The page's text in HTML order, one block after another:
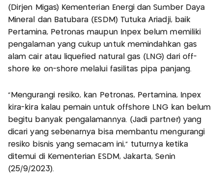
(Dirjen Migas) Kementerian Energi dan Sumber Daya
Mineral dan Batubara (ESDM) Tutuka Ariadji, baik
Pertamina, Petronas maupun Inpex belum memiliki
pengalaman yang cukup untuk memindahkan gas
alam cair atau liquefied natural gas (LNG) dari off-
shore ke on-shore melalui fasilitas pipa panjang.
"Mengurangi resiko, kan Petronas, Pertamina, Inpex
kira-kira kalau pemain untuk offshore LNG kan belum
begitu banyak pengalamannya. (Jadi partner) yang
dicari yang sebenarnya bisa membantu mengurangi
resiko bisnis yang semacam ini," tuturnya ketika
ditemui di Kementerian ESDM, Jakarta, Senin
(25/9/2023).